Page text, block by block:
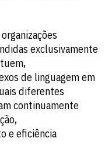
exclusivamente
de linguagem em
diferentes
continuamente
e eficiência